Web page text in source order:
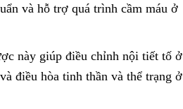
và hỗ trợ quá trình cầm máu ở
này giúp điều chỉnh nội tiết tố ở
điều hòa tinh thần và thể trạng ở